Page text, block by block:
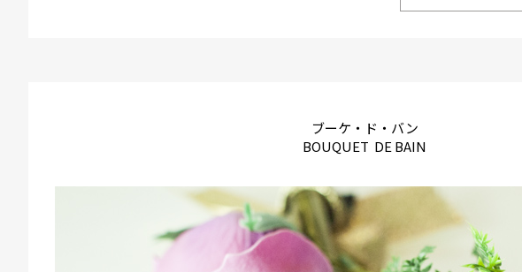
ブーケ・ド・バン
BOUQUET DE BAIN